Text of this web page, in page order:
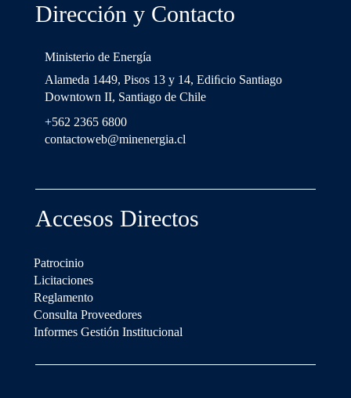
Dirección y Contacto
Ministerio de Energía
Alameda 1449, Pisos 13 y 14, Ediﬁcio Santiago
Downtown II, Santiago de Chile
+562 2365 6800
contactoweb@minenergia.cl
Accesos Directos
Patrocinio
Licitaciones
Reglamento
Consulta Proveedores
Informes Gestión Institucional